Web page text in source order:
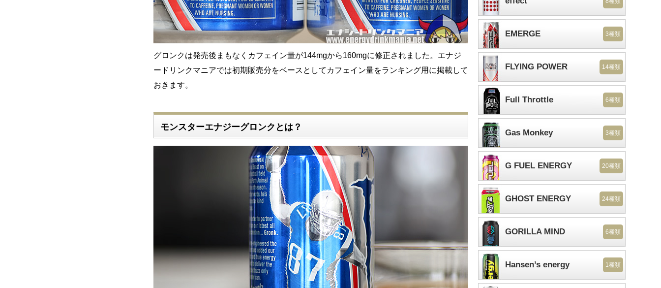
グロンクは発売後まもなくカフェイン量が144mgから160mgに修正されました。エナジ
ードリンクマニアでは初期販売分をベースとしてカフェイン量をランキング用に掲載して
おきます。
モンスターエナジーグロンクとは？
EMERGE 3種類
FLYING POWER 14種類
Full Throttle 6種類
Gas Monkey 3種類
G FUEL ENERGY 20種類
GHOST ENERGY 24種類
GORILLA MIND 6種類
Hansen’s energy 1種類